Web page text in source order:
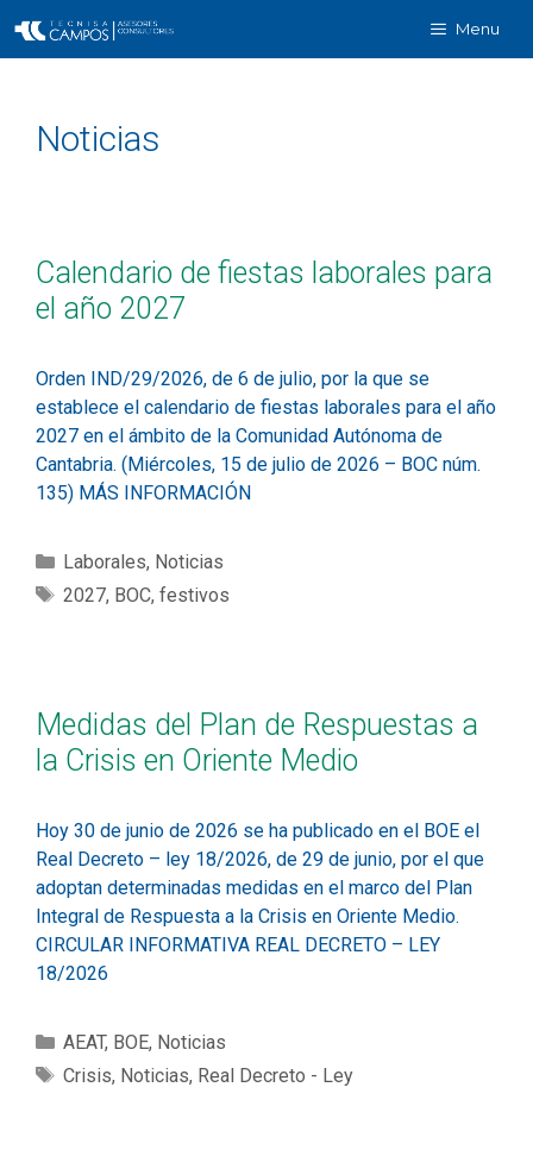
Menu
Noticias
Calendario de fiestas laborales para
el año 2027
Orden IND/29/2026, de 6 de julio, por la que se
establece el calendario de fiestas laborales para el año
2027 en el ámbito de la Comunidad Autónoma de
Cantabria. (Miércoles, 15 de julio de 2026 – BOC núm.
135) MÁS INFORMACIÓN
Laborales, Noticias
2027, BOC, festivos
Medidas del Plan de Respuestas a
la Crisis en Oriente Medio
Hoy 30 de junio de 2026 se ha publicado en el BOE el
Real Decreto – ley 18/2026, de 29 de junio, por el que
adoptan determinadas medidas en el marco del Plan
Integral de Respuesta a la Crisis en Oriente Medio.
CIRCULAR INFORMATIVA REAL DECRETO – LEY
18/2026
AEAT, BOE, Noticias
Crisis, Noticias, Real Decreto - Ley